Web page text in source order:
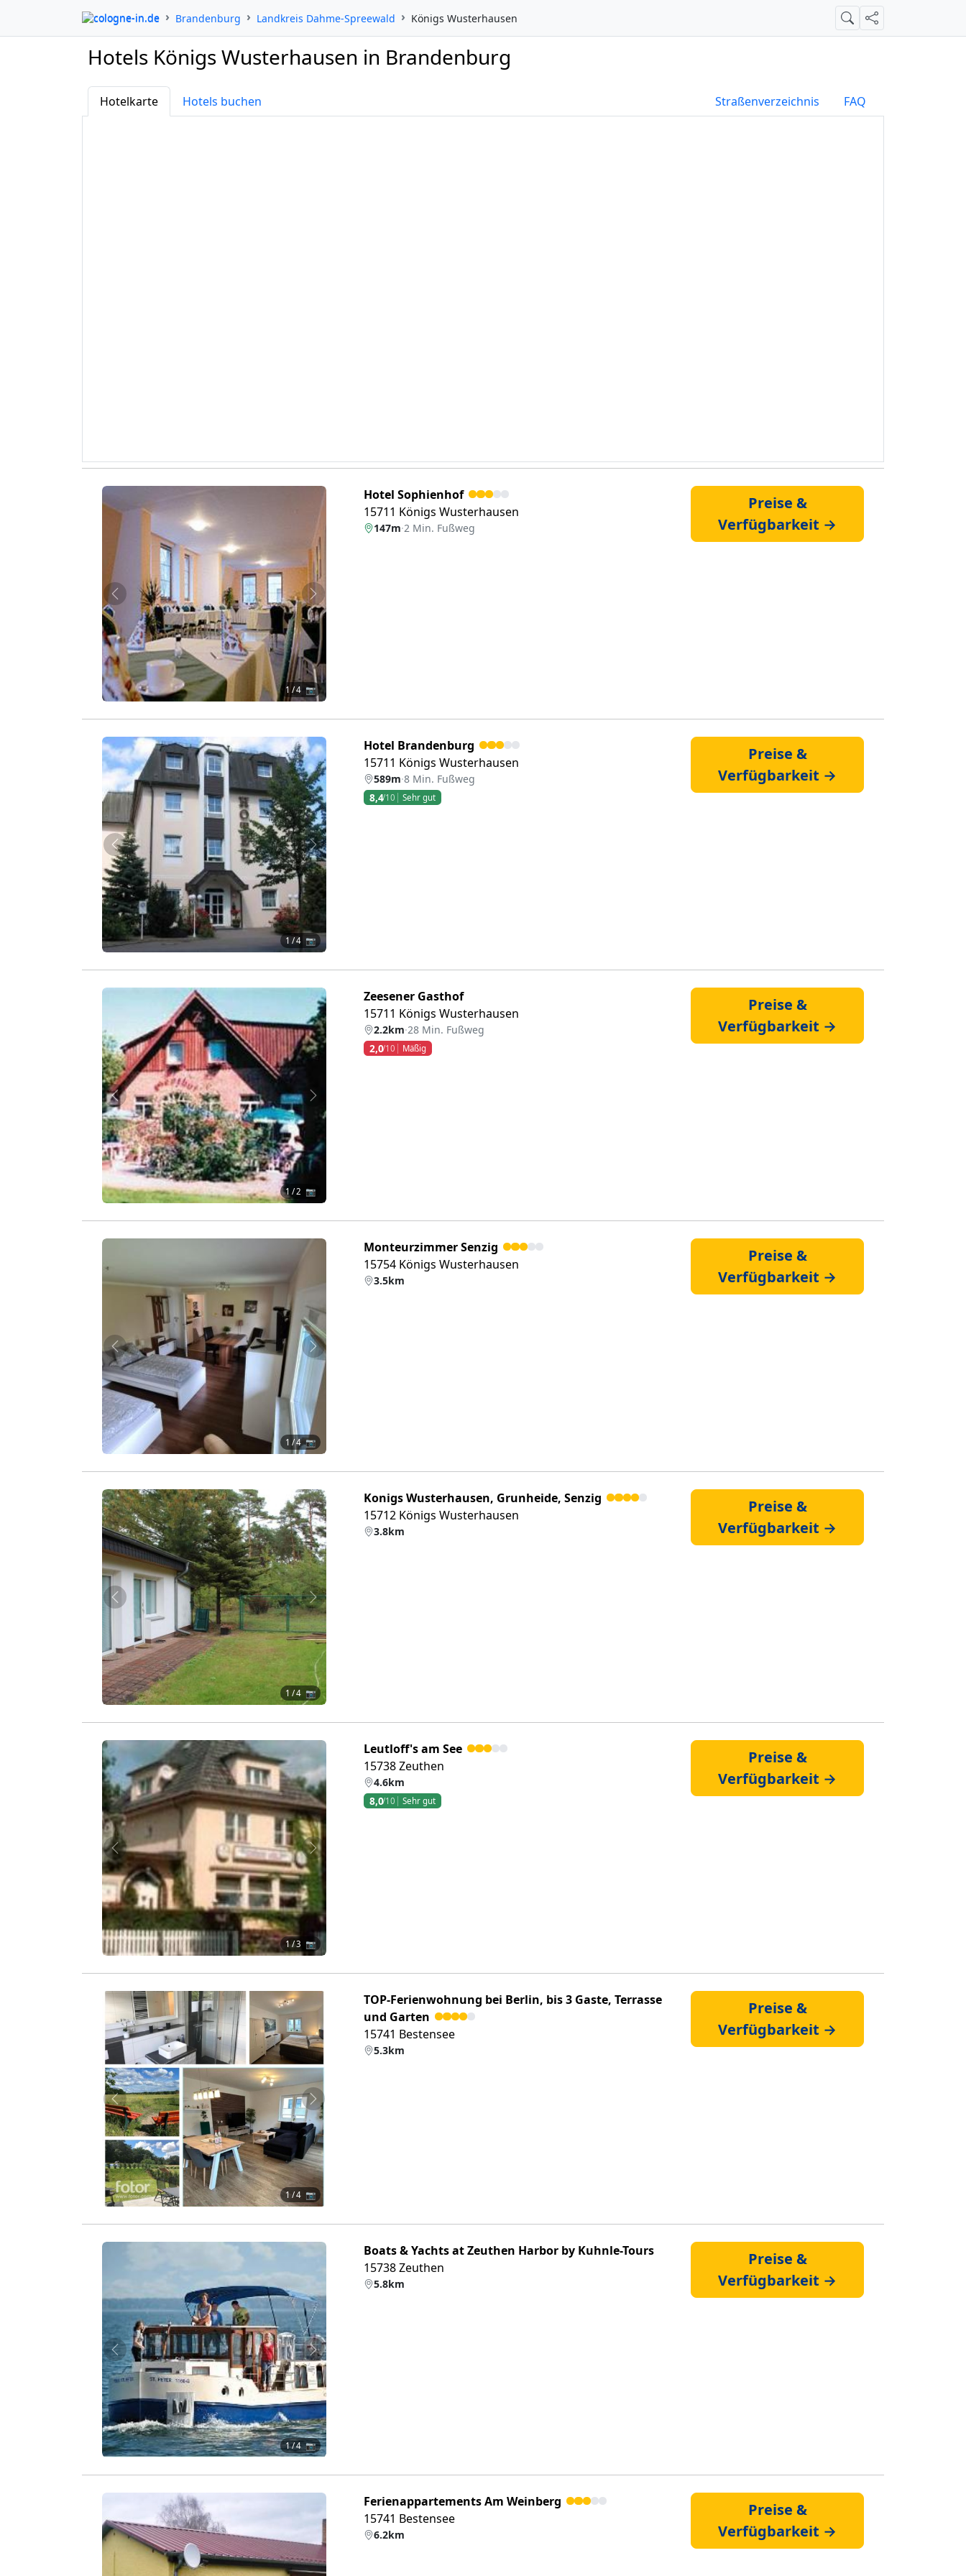
cologne-in.de Brandenburg Landkreis Dahme-Spreewald Königs Wusterhausen SucheTeilen
Hotels Königs Wusterhausen in Brandenburg
Hotelkarte Hotels buchen Straßenverzeichnis FAQ
Zurück Weiter
1/ 4 📷
Hotel Sophienhof
15711 Königs Wusterhausen
147m·2 Min. Fußweg
Preise &
Verfügbarkeit →
Zurück Weiter
1 / 4 📷
Hotel Brandenburg
15711 Königs Wusterhausen
589m·8 Min. Fußweg
8,4/10 Sehr gut
Preise &
Verfügbarkeit →
Zurück Weiter
1 / 2 📷
Zeesener Gasthof
15711 Königs Wusterhausen
2.2km·28 Min. Fußweg
2,0/10 Mäßig
Preise &
Verfügbarkeit →
Zurück Weiter
1 / 4 📷
Monteurzimmer Senzig
15754 Königs Wusterhausen
3.5km
Preise &
Verfügbarkeit →
Zurück Weiter
1 / 4 📷
Konigs Wusterhausen, Grunheide, Senzig
15712 Königs Wusterhausen
3.8km
Preise &
Verfügbarkeit →
Zurück Weiter
1/ 3 📷
Leutloff's am See
15738 Zeuthen
4.6km
8,0/10 Sehr gut
Preise &
Verfügbarkeit →
Zurück Weiter
1 / 4 📷
TOP-Ferienwohnung bei Berlin, bis 3 Gaste, Terrasse
und Garten
15741 Bestensee
5.3km
Preise &
Verfügbarkeit →
Zurück Weiter
1/ 4 📷
Boats & Yachts at Zeuthen Harbor by Kuhnle-Tours
15738 Zeuthen
5.8km
Preise &
Verfügbarkeit →
Ferienappartements Am Weinberg
15741 Bestensee
6.2km
Preise &
Verfügbarkeit →